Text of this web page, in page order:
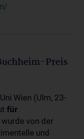
Preis
Wien (Ulm, 23-
für
von der
und